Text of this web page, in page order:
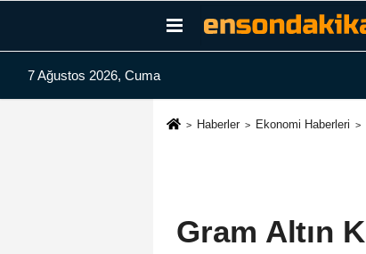
7 Ağustos 2026, Cuma
Haberler Ekonomi Haberleri
Gram Altın